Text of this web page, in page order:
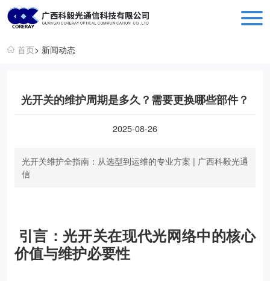
科毅光通信 - 光开关器件与设备生产销售厂商
首页> 新闻动态
光开关的维护周期是多久？需要更换哪些部件？
2025-08-26
光开关维护全指南：从选型到运维的专业方案 | 广西科毅光通
信
引言：光开关在现代光网络中的核心
价值与维护必要性